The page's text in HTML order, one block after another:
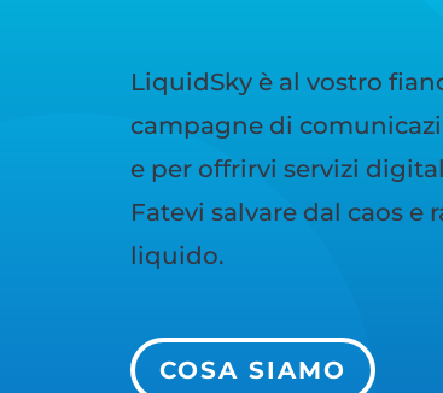
LiquidSky è al vostro
campagne di
e per offrirvi servizi
Fatevi salvare dal caos
liquido.
COSA SIAMO